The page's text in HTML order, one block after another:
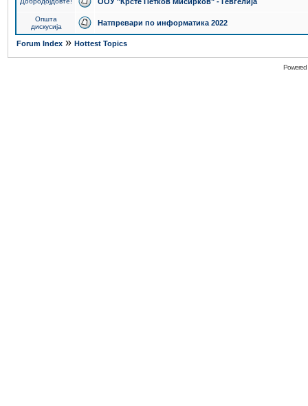
Општа
дискусија
Натпревари по информатика 2022
Forum Index » Hottest Topics